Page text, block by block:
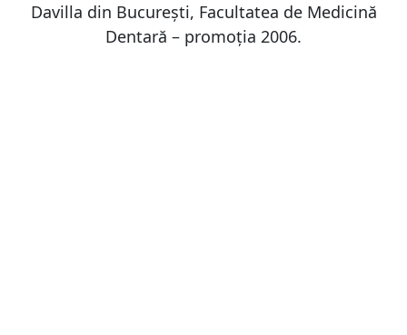
Davilla din București, Facultatea de Medicină
Dentară – promoția 2006.